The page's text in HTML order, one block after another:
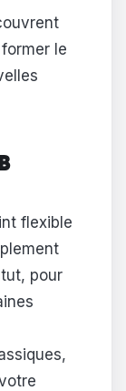
le
flexible
pour